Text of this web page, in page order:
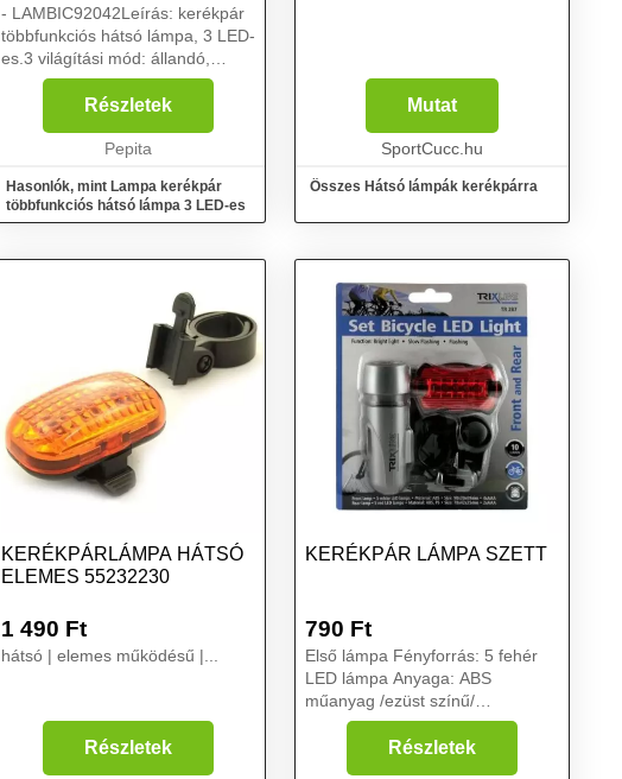
- LAMBIC92042Leírás: kerékpár
többfunkciós hátsó lámpa, 3 LED-
es.3 világítási mód: állandó,
szakaszos, szekvenciális.Konzol
gyorskioldó
rendszerrel.Univerzális.Elemmel
működnek (nem tartozék)....
Részletek
Pepita
Hasonlók, mint Lampa kerékpár
többfunkciós hátsó lámpa 3 LED-es
Mutat
SportCucc.hu
Összes Hátsó lámpák kerékpárra
KERÉKPÁRLÁMPA HÁTSÓ
ELEMES 55232230
1 490 Ft
hátsó | elemes működésű |...
Részletek
KERÉKPÁR LÁMPA SZETT
790 Ft
Első lámpa Fényforrás: 5 fehér
LED lámpa Anyaga: ABS
műanyag /ezüst színű/
Áramforrás: 4xAAA Fényáram: 10
lm Méretek: 90x30x69 mm
Világítási rendszer: világítás,
Részletek